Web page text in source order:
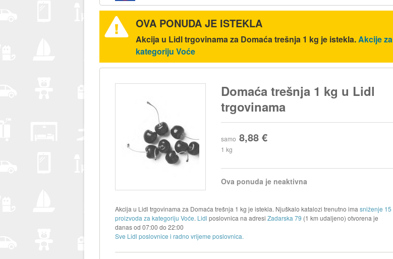
OVA PONUDA JE ISTEKLA
Akcija u Lidl trgovinama za Domaća trešnja 1 kg je istekla.Akcije za
kategoriju Voće
Domaća trešnja 1 kg u Lidl
trgovinama
samo 8,88 €
1 kg
Ova ponuda je neaktivna
Akcija u Lidl trgovinama za Domaća trešnja 1 kg je istekla. Njuškalo katalozi trenutno ima sniženje 15
proizvoda za kategoriju Voće. Lidl poslovnica na adresi Zadarska 79 (1 km udaljeno) otvorena je
danas od 07:00 do 22:00
Sve Lidl poslovnice i radno vrijeme poslovnica.